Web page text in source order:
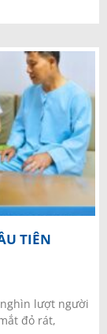
TIÊN
lượt người
đỏ rát,